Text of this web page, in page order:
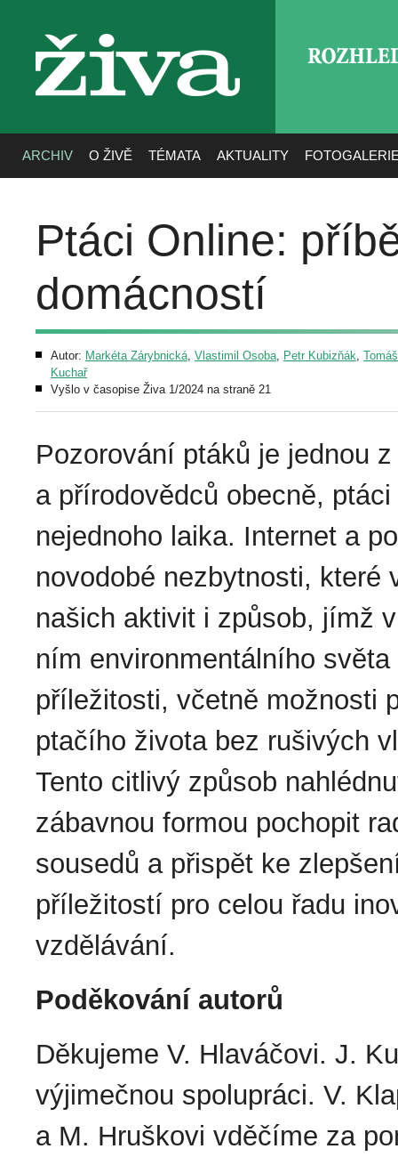
živa
ARCHIV O ŽIVĚ TÉMATA AKTUALITY
Ptáci Online:
domácností
Autor: Markéta Zárybnická, Vlastimil Osoba, Petr Kubizňák,
Kuchař
Vyšlo v časopise Živa 1/2024 na straně 21
Pozorování ptáků je jednou
a přírodovědců obecně,
nejednoho laika. Internet a
novodobé nezbytnosti, které
našich aktivit i způsob, jímž
ním environmentálního
příležitosti, včetně možnosti
ptačího života bez rušivých
Tento citlivý způsob
zábavnou formou pochopit
sousedů a přispět ke
příležitostí pro celou řadu
vzdělávání.
Poděkování autorů
Děkujeme V. Hlaváčovi. J.
výjimečnou spolupráci. V.
a M. Hruškovi vděčíme za